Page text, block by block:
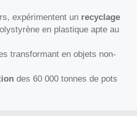
expérimentent un recyclage
en plastique apte au
transformant en objets non-
des 60 000 tonnes de pots